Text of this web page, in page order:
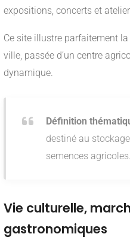
expositions, concerts et
Ce site illustre parfaitement la
ville, passée d’un centre
dynamique.
Définition
destiné au
semences agricoles.
Vie culturelle,
gastronomiques